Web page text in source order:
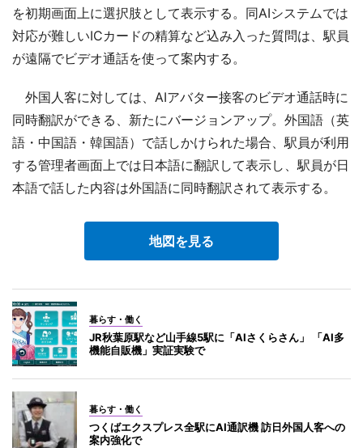
を初期画面上に選択肢として表示する。同AIシステムでは
対応が難しいICカードの精算など込み入った質問は、駅員
が遠隔でビデオ通話を使って案内する。
外国人客に対しては、AIアバター接客のビデオ通話時に
同時翻訳ができる、新たにバージョンアップ。外国語（英
語・中国語・韓国語）で話しかけられた場合、駅員が利用
する管理者画面上では日本語に翻訳して表示し、駅員が日
本語で話した内容は外国語に同時翻訳されて表示する。
地図を見る
暮らす・働く
JR秋葉原駅など山手線5駅に「AIさくらさん」 「AI多
機能自販機」実証実験で
暮らす・働く
つくばエクスプレス全駅にAI通訳機 訪日外国人客への
案内強化で